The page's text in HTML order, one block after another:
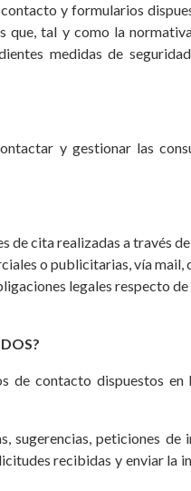
y formularios
tal y como la
medidas de
y gestionar las
de cita realizadas a través
o publicitarias, vía mail,
legales respecto
de contacto dispuestos
sugerencias, peticiones
recibidas y enviar la